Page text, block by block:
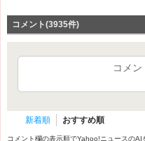
コメント(3935件)
コメン
新着順 おすすめ順
コメント欄の表示順でYahoo!ニュースのAI